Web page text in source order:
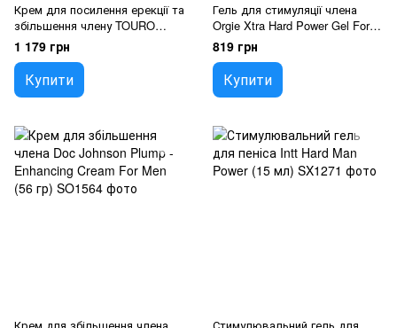
Крем для посилення ерекції та
збільшення члену TOURO
XXXL, 15 мл. з таурином і
гінкго білоба ORGIE (Бразилія-
Португалія)
1 179 грн
Купити
Гель для стимуляції члена
Orgie Xtra Hard Power Gel For
Him, 50 мл, розігріває,
посилює ерекцію
819 грн
Купити